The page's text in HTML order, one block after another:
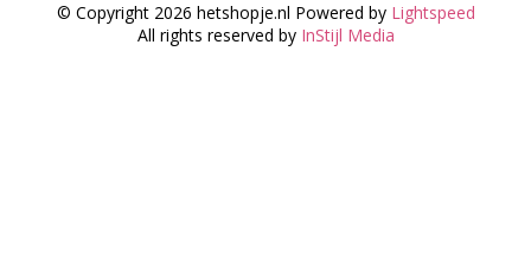
© Copyright 2026 hetshopje.nl Powered by Lightspeed
All rights reserved by InStijl Media